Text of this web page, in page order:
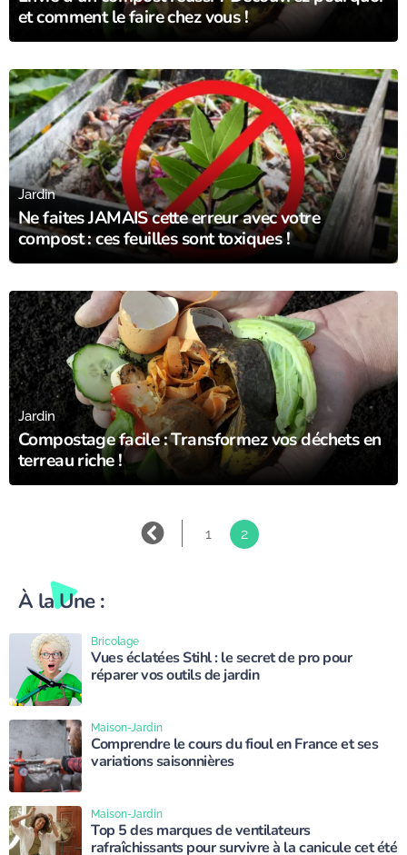
et comment le faire chez vous !
Ne faites JAMAIS cette erreur avec votre
compost : ces feuilles sont toxiques !
Jardin
21/09/23
Compostage facile : Transformez vos déchets en
terreau riche !
Jardin
10/09/23
1 2
À la Une :
Vues éclatées Stihl : le secret de pro pour
réparer vos outils de jardin
Bricolage
Comprendre le cours du fioul en France et ses
variations saisonnières
Maison-Jardin
Top 5 des marques de ventilateurs
rafraîchissants pour survivre à la canicule cet été
Maison-Jardin